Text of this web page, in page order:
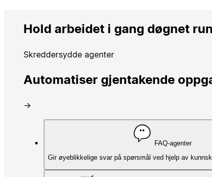
Hold arbeidet i gang døgnet
Skreddersydde agenter
Automatiser gjentakende
→
FAQ-agenter
Gir øyeblikkelige svar på spørsmål ved hjelp av